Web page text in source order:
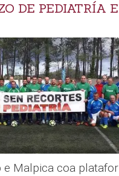
DE PEDIATRÍA
e Malpica coa